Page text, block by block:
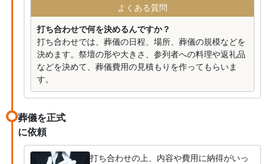
よくある質問
打ち合わせで何を決めるんですか？
打ち合わせでは、葬儀の日程、場所、葬儀の規模などを
決めます。祭壇の形や大きさ、参列者への料理や返礼品
などを決めて、葬儀費用の見積もりを作ってもらいま
す。
葬儀を正式
に依頼
打ち合わせの上、内容や費用に納得がいっ